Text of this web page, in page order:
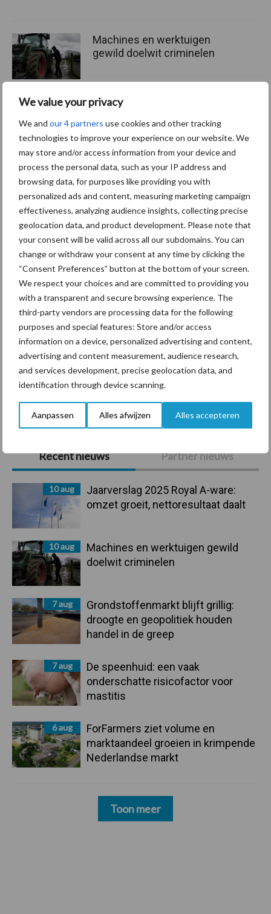
We value your privacy
We and our 4 partners use cookies and other tracking
technologies to improve your experience on our website. We
may store and/or access information from your device and
process the personal data, such as your IP address and
browsing data, for purposes like providing you with
personalized ads and content, measuring marketing campaign
effectiveness, analyzing audience insights, collecting precise
geolocation data, and product development. Please note that
your consent will be valid across all our subdomains. You can
change or withdraw your consent at any time by clicking the
“Consent Preferences” button at the bottom of your screen.
We respect your choices and are committed to providing you
with a transparent and secure browsing experience. The
third-party vendors are processing data for the following
purposes and special features: Store and/or access
information on a device, personalized advertising and content,
advertising and content measurement, audience research,
and services development, precise geolocation data, and
identification through device scanning.
Aanpassen Alles afwijzen Alles accepteren
Sidebar
Recent nieuws Partner nieuws
10 aug
Jaarverslag 2025 Royal A-ware:
omzet groeit, nettoresultaat daalt
10 aug
Machines en werktuigen gewild
doelwit criminelen
7 aug
Grondstoffenmarkt blijft grillig:
droogte en geopolitiek houden
handel in de greep
7 aug
De speenhuid: een vaak
onderschatte risicofactor voor
mastitis
6 aug
ForFarmers ziet volume en
marktaandeel groeien in krimpende
Nederlandse markt
Toon meer
Machines en werktuigen
gewild doelwit criminelen
Grondstoffenmarkt blijft
grillig: droogte en
geopolitiek houden handel
in de greep
Themapagina's
Diergezondheid Bemesting Fokkerij
Bedrijfsnieuws
Ligbox &
Voerhekken